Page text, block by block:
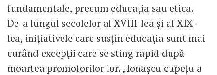
fundamentale, precum educația sau etica.
De-a lungul secolelor al XVIII-lea și al XIX-
lea, inițiativele care susțin educația sunt mai
curând excepții care se sting rapid după
moartea promotorilor lor. „Ionaşcu cupeţu a